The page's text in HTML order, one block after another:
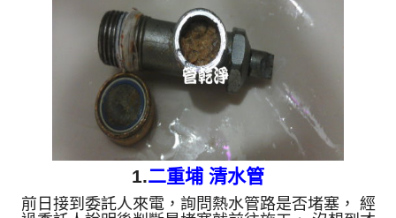
1.二重埔 清水管
前日接到委託人來電，詢問熱水管路是否堵塞， 經